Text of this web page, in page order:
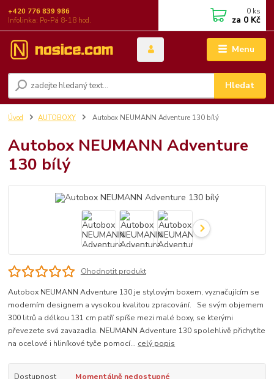
Menu
Hledat
+420 776 839 986
Infolinka: Po-Pá 8-18 hod.
0 ks
za 0 Kč
Úvod AUTOBOXY Autobox NEUMANN Adventure 130 bílý
Autobox NEUMANN Adventure
130 bílý
Ohodnotit produkt
Autobox NEUMANN Adventure 130 je stylovým boxem, vyznačujícím se
moderním designem a vysokou kvalitou zpracování. Se svým objemem
300 litrů a délkou 131 cm patří spíše mezi malé boxy, se kterými
převezete svá zavazadla. NEUMANN Adventure 130 spolehlivě přichytíte
na ocelové i hliníkové tyče pomocí... celý popis
Dostupnost Momentálně nedostupné